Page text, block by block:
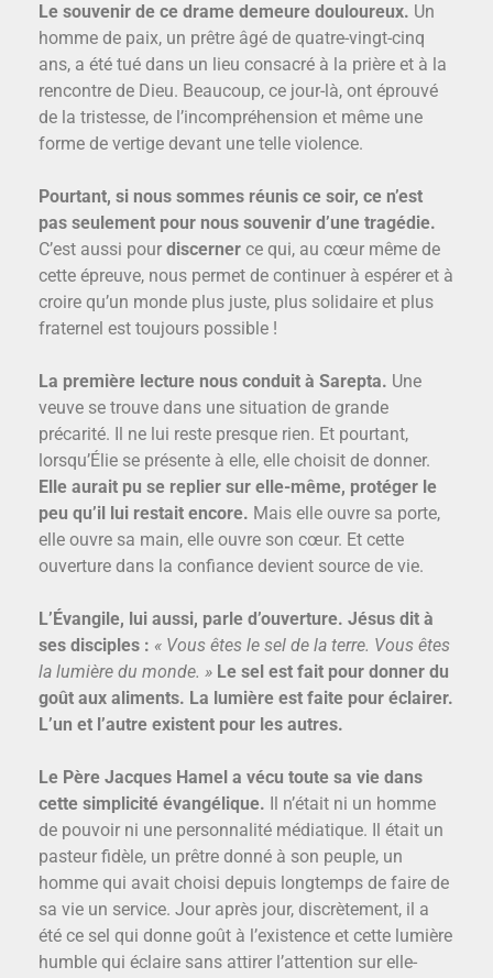
Le souvenir de ce drame demeure douloureux. Un
homme de paix, un prêtre âgé de quatre-vingt-cinq
ans, a été tué dans un lieu consacré à la prière et à la
rencontre de Dieu. Beaucoup, ce jour-là, ont éprouvé
de la tristesse, de l’incompréhension et même une
forme de vertige devant une telle violence.
Pourtant, si nous sommes réunis ce soir, ce n’est
pas seulement pour nous souvenir d’une tragédie.
C’est aussi pour discerner ce qui, au cœur même de
cette épreuve, nous permet de continuer à espérer et à
croire qu’un monde plus juste, plus solidaire et plus
fraternel est toujours possible !
La première lecture nous conduit à Sarepta. Une
veuve se trouve dans une situation de grande
précarité. Il ne lui reste presque rien. Et pourtant,
lorsqu’Élie se présente à elle, elle choisit de donner.
Elle aurait pu se replier sur elle-même, protéger le
peu qu’il lui restait encore. Mais elle ouvre sa porte,
elle ouvre sa main, elle ouvre son cœur. Et cette
ouverture dans la confiance devient source de vie.
L’Évangile, lui aussi, parle d’ouverture. Jésus dit à
ses disciples : « Vous êtes le sel de la terre. Vous êtes
la lumière du monde. » Le sel est fait pour donner du
goût aux aliments. La lumière est faite pour éclairer.
L’un et l’autre existent pour les autres.
Le Père Jacques Hamel a vécu toute sa vie dans
cette simplicité évangélique. Il n’était ni un homme
de pouvoir ni une personnalité médiatique. Il était un
pasteur fidèle, un prêtre donné à son peuple, un
homme qui avait choisi depuis longtemps de faire de
sa vie un service. Jour après jour, discrètement, il a
été ce sel qui donne goût à l’existence et cette lumière
humble qui éclaire sans attirer l’attention sur elle-